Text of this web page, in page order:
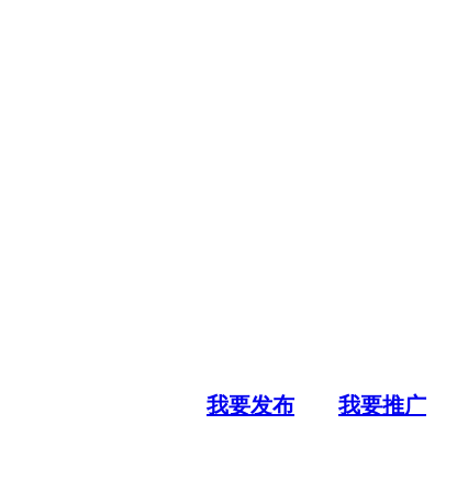
我要发布 我要推广